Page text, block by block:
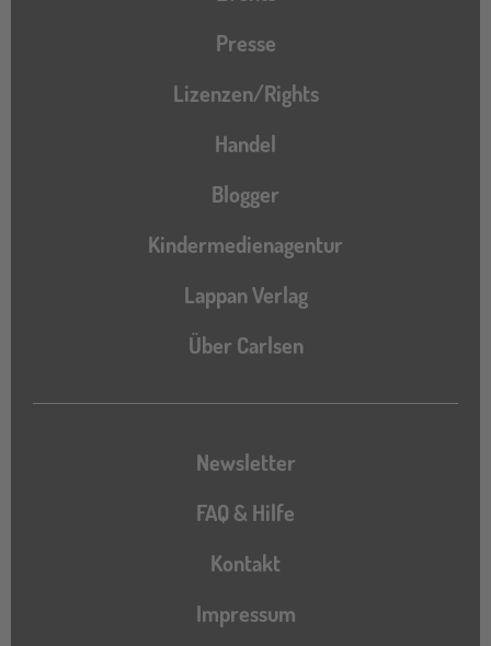
Presse
Lizenzen/Rights
Handel
Blogger
Kindermedienagentur
Lappan Verlag
Über Carlsen
Newsletter
FAQ & Hilfe
Kontakt
Impressum